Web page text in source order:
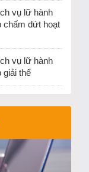
vụ lữ hành
chấm dứt hoạt
vụ lữ hành
giải thể